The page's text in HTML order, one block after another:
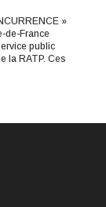
»
de-France
public
la RATP. Ces